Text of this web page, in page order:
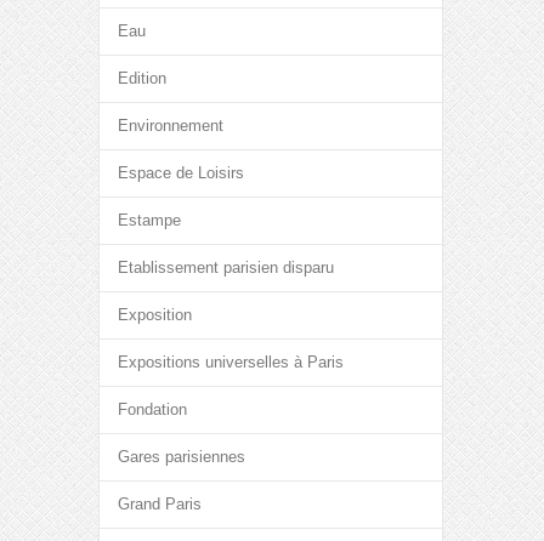
Eau
Edition
Environnement
Espace de Loisirs
Estampe
Etablissement parisien disparu
Exposition
Expositions universelles à Paris
Fondation
Gares parisiennes
Grand Paris